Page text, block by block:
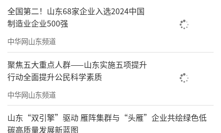
传统文化的独特理解。范老师旁征博引，从传
统文化的经典著作到其在现代社会的应用，为
同学们一一解读，用生动的案例、通俗易懂的
语言，让传统文化知识变得鲜活起来。
全国第二！山东68家企业入选2024中国
制造业企业500强
中华网山东频道
聚焦五大重点人群——山东实施五项提升
行动全面提升公民科学素质
中华网山东频道
山东“双引擎”驱动 雁阵集群与“头雁”企业共绘绿色低
碳高质量发展新蓝图